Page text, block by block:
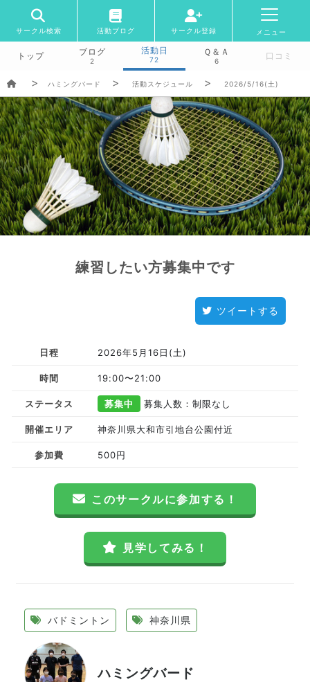
サークル検索 活動ブログ サークル登録 メニュー
トップ ブログ
2
活動日
72
Ｑ＆Ａ
6 口コミ
ハミングバード 活動スケジュール 2026/5/16(土)
練習したい方募集中です
ツイートする
日程 2026年5月16日(土)
時間 19:00〜21:00
ステータス 募集中 募集人数：制限なし
開催エリア 神奈川県大和市引地台公園付近
参加費 500円
このサークルに参加する！
見学してみる！
バドミントン 神奈川県
ハミングバード